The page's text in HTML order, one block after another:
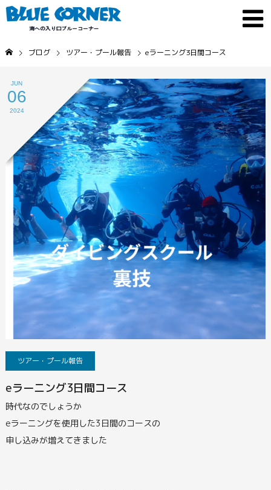
ブログ ツアー・プール報告 eラーニング3日間コース
JUN
06
2024
ツアー・プール報告
eラーニング3日間コース
時代なのでしょうか
eラーニングを使用した3日間のコースの
申し込みが増えてきました